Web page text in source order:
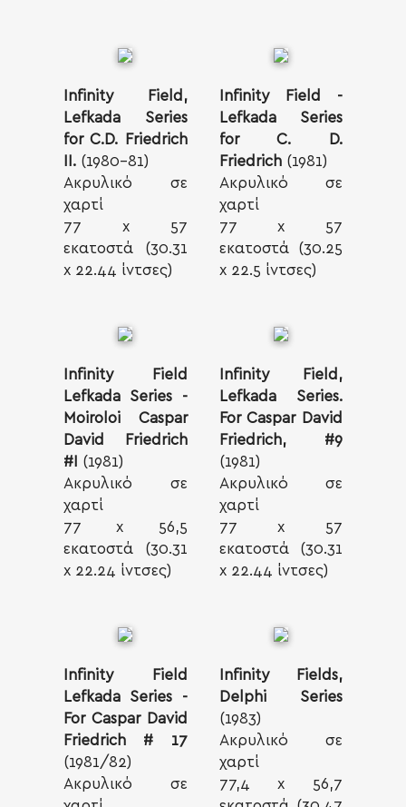
Infinity Field,
Lefkada Series
for C.D. Friedrich
II. (1980-81)
Ακρυλικό σε
χαρτί
77 x 57
εκατοστά (30.31
x 22.44 ίντσες)
Infinity Field -
Lefkada Series
for C. D.
Friedrich(1981)
Ακρυλικό σε
χαρτί
77 x 57
εκατοστά (30.25
x 22.5 ίντσες)
Infinity Field
Lefkada Series -
Moiroloi Caspar
David Friedrich
#I
(1981)
Ακρυλικό σε
χαρτί
77 x 56,5
εκατοστά (30.31
x 22.24 ίντσες)
Infinity Field,
Lefkada Series.
For Caspar David
Friedrich, #9
(1981)
Ακρυλικό σε
χαρτί
77 x 57
εκατοστά (30.31
x 22.44 ίντσες)
Infinity Field
Lefkada Series -
For Caspar David
Friedrich # 17
(1981/82)
Ακρυλικό σε
Infinity Fields,
Delphi Series
(1983)
Ακρυλικό σε
χαρτί
77,4 x 56,7